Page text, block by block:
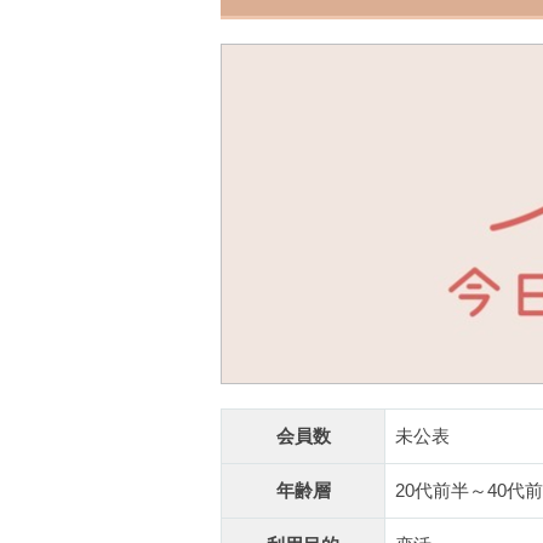
会員数 未公表
年齢層 20代前半～40代